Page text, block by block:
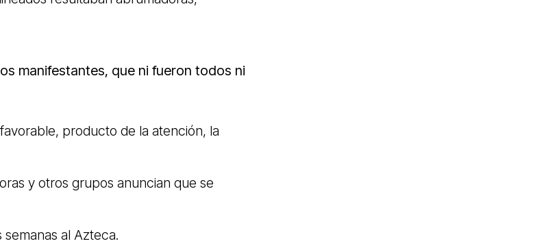
manifestantes, que ni fueron todos ni
producto de la atención, la
y otros grupos anuncian que se
al Azteca.